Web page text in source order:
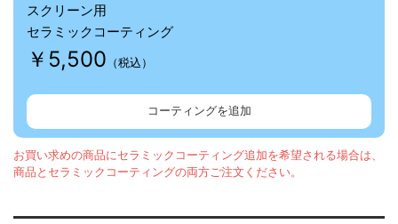
R
S
t
スクリーン用
セラミックコーティング
￥5,500 （税込）
コーティングを追加
お買い求めの商品にセラミックコーティング追加を希望される場合は、
商品とセラミックコーティングの両方ご注文ください。